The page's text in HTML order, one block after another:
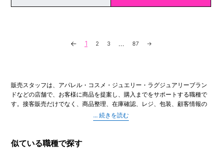
← 1 2 3 ... 87 →
販売スタッフは、アパレル・コスメ・ジュエリー・ラグジュアリーブラン
ドなどの店舗で、お客様に商品を提案し、購入までをサポートする職種で
す。接客販売だけでなく、商品整理、在庫確認、レジ、包装、顧客情報の
管理、ディスプレイ変更、SNSやイベント告知のサポートまで、店舗運営
に関わる幅広い業務を担当します。
方を踏まえたスタイリング提案が重要です。ブランドの世界観を理解した
似ている職種で探す